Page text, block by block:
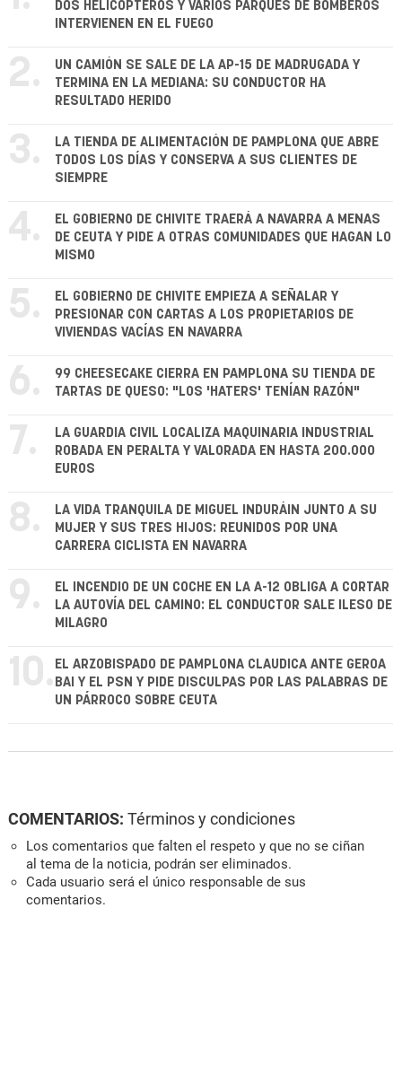
DOS HELICÓPTEROS Y VARIOS PARQUES DE BOMBEROS
INTERVIENEN EN EL FUEGO
2.
UN CAMIÓN SE SALE DE LA AP-15 DE MADRUGADA Y
TERMINA EN LA MEDIANA: SU CONDUCTOR HA
RESULTADO HERIDO
3.
LA TIENDA DE ALIMENTACIÓN DE PAMPLONA QUE ABRE
TODOS LOS DÍAS Y CONSERVA A SUS CLIENTES DE
SIEMPRE
4.
EL GOBIERNO DE CHIVITE TRAERÁ A NAVARRA A MENAS
DE CEUTA Y PIDE A OTRAS COMUNIDADES QUE HAGAN LO
MISMO
5.
EL GOBIERNO DE CHIVITE EMPIEZA A SEÑALAR Y
PRESIONAR CON CARTAS A LOS PROPIETARIOS DE
VIVIENDAS VACÍAS EN NAVARRA
6.
99 CHEESECAKE CIERRA EN PAMPLONA SU TIENDA DE
TARTAS DE QUESO: "LOS 'HATERS' TENÍAN RAZÓN"
7.
LA GUARDIA CIVIL LOCALIZA MAQUINARIA INDUSTRIAL
ROBADA EN PERALTA Y VALORADA EN HASTA 200.000
EUROS
8.
LA VIDA TRANQUILA DE MIGUEL INDURÁIN JUNTO A SU
MUJER Y SUS TRES HIJOS: REUNIDOS POR UNA
CARRERA CICLISTA EN NAVARRA
9.
EL INCENDIO DE UN COCHE EN LA A-12 OBLIGA A CORTAR
LA AUTOVÍA DEL CAMINO: EL CONDUCTOR SALE ILESO DE
MILAGRO
10. EL ARZOBISPADO DE PAMPLONA CLAUDICA ANTE GEROA
BAI Y EL PSN Y PIDE DISCULPAS POR LAS PALABRAS DE
UN PÁRROCO SOBRE CEUTA
COMENTARIOS: Términos y condiciones
Los comentarios que falten el respeto y que no se ciñan
al tema de la noticia, podrán ser eliminados.
Cada usuario será el único responsable de sus
comentarios.